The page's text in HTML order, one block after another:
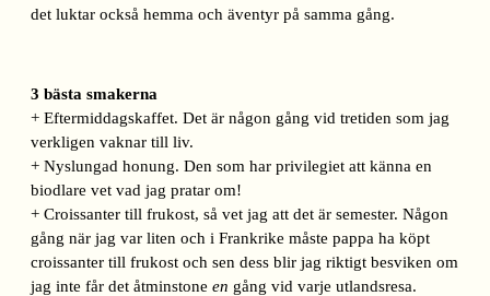
det luktar också hemma och äventyr på samma gång.
3 bästa smakerna
+ Eftermiddagskaffet. Det är någon gång vid tretiden som jag
verkligen vaknar till liv.
+ Nyslungad honung. Den som har privilegiet att känna en
biodlare vet vad jag pratar om!
+ Croissanter till frukost, så vet jag att det är semester. Någon
gång när jag var liten och i Frankrike måste pappa ha köpt
croissanter till frukost och sen dess blir jag riktigt besviken om
jag inte får det åtminstone en gång vid varje utlandsresa.